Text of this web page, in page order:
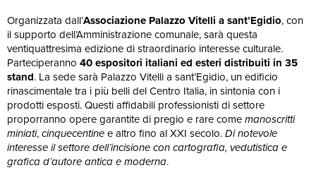
Organizzata dall’Associazione Palazzo Vitelli a sant’Egidio, con
il supporto dell’Amministrazione comunale, sarà questa
ventiquattresima edizione di straordinario interesse culturale.
Parteciperanno 40 espositori italiani ed esteri distribuiti in 35
stand. La sede sarà Palazzo Vitelli a sant’Egidio, un edificio
rinascimentale tra i più belli del Centro Italia, in sintonia con i
prodotti esposti. Questi affidabili professionisti di settore
proporranno opere garantite di pregio e rare comemanoscritti
miniati,cinquecentinee altro fino al XXI secolo.Di notevole
interesse il settore dell’incisione con cartografia, vedutistica e
grafica d’autore antica e moderna.